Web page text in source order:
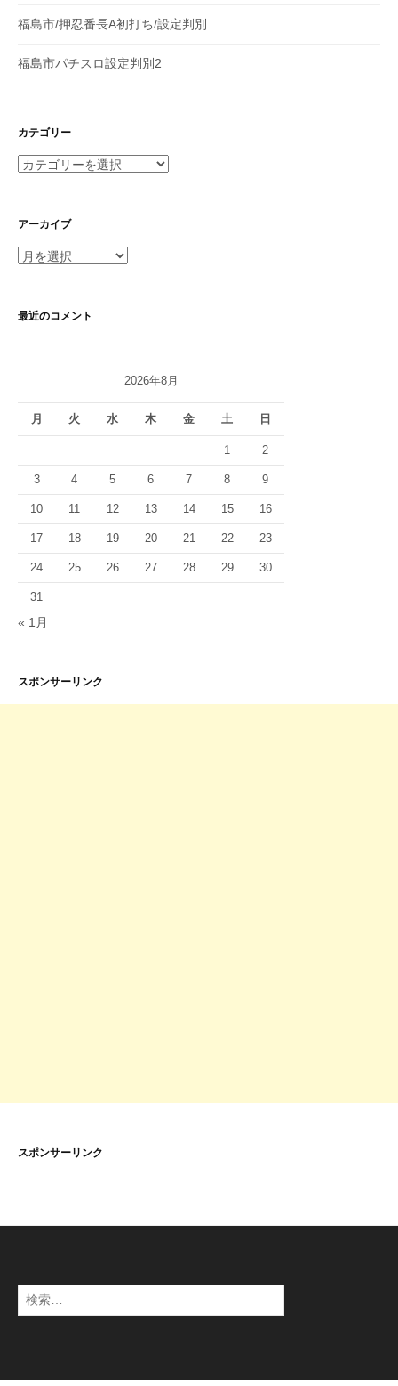
福島市/押忍番長A初打ち/設定判別
福島市パチスロ設定判別2
カテゴリー
カ
リ
ー
アーカイブ
ア
イ
最近のコメント
2026年8月
月 火 水 木 金 土 日
1 2
3 4 5 6 7 8 9
10 11 12 13 14 15 16
17 18 19 20 21 22 23
24 25 26 27 28 29 30
31
« 1月
スポンサーリンク
スポンサーリンク
検
索